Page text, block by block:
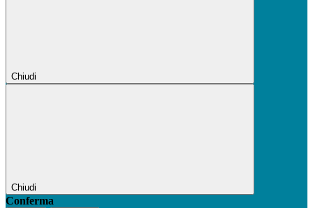
Chiudi
Chiudi
Conferma